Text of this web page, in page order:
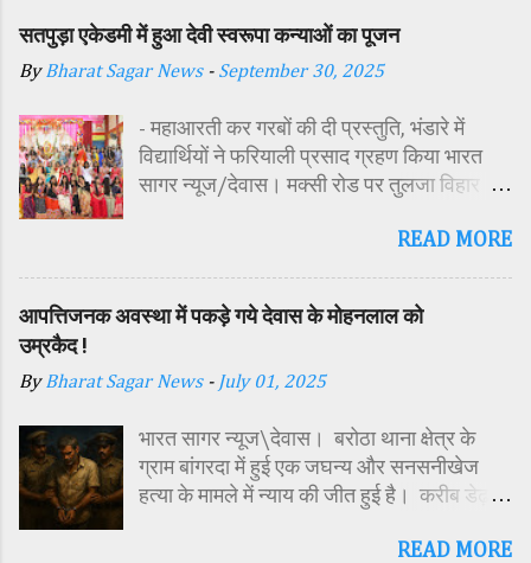
सतपुड़ा एकेडमी में हुआ देवी स्वरूपा कन्याओं का पूजन
ByBharat Sagar News - September 30, 2025
- महाआरती कर गरबों की दी प्रस्तुति, भंडारे में
विद्यार्थियों ने फरियाली प्रसाद ग्रहण किया भारत
सागर न्यूज/देवास। मक्सी रोड पर तुलजा विहार
पावन अवसर पर कन्या पूजन एवं गरबा महोत्सव का
परिसर में तोरण, रंगोली से आकर्षक साज-सज्जा की
गई। सर्वप्रथम मुख्य अतिथि महिला बाल विकास
विशिष्ट अतिथि शासकीय पॉलिटेक्निक कॉलेज
अध्यक्ष एवं भाजपा जिला अध्यक्ष रायसिंह सेंधव,
स्वास्थ विभाग जिला कार्यक्रम प्रबंधक कामाक्षी दुबे,
स्वास्थ विभाग सहायक कार्यक्रम प्रबंधक स्वीटी
ठाकुर ने मातारानी की मूर्ति एवं अखंड ज्योत का विधि-
READ MORE
आपत्तिजनक अवस्था में पकड़े गये देवास के मोहनलाल को
उम्रकैद !
ByBharat Sagar News - July 01, 2025
भारत सागर न्यूज\देवास। बरोठा थाना क्षेत्र के
ग्राम बांगरदा में हुई एक जघन्य और सनसनीखेज
हत्या के मामले में न्याय की जीत हुई है। करीब डेढ़
हरिओम की हत्या के मामले में अदालत ने उसके पिता
READ MORE